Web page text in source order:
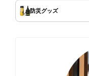
防災グッズ